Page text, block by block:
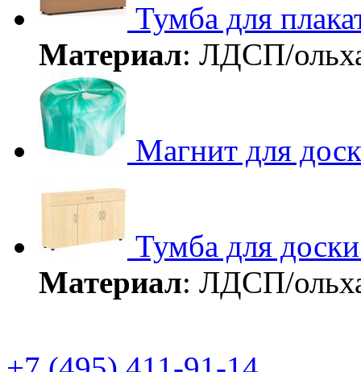
Тумба для
Материал: ЛДСП/
Магнит для
Тумба для доски
Материал: ЛДСП/